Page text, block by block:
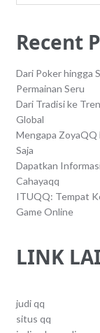
Recent
Dari Poker hingga
Permainan Seru
Dari Tradisi ke
Global
Mengapa ZoyaQQ
Saja
Dapatkan
Cahayaqq
ITUQQ: Tempat
Game Online
LINK
judi qq
situs qq